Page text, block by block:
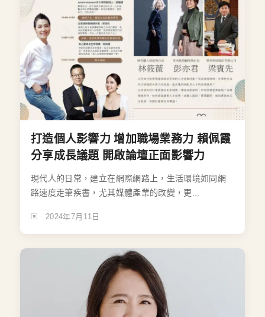
打造個人影響力 增加職場業務力 賴佩霞
分享成長議題 開啟論壇正面影響力
現代人的日常，建立在網際網路上，生活環境如同網
路速度走筆疾書，尤其媒體產業的改變，更...
2024年7月11日